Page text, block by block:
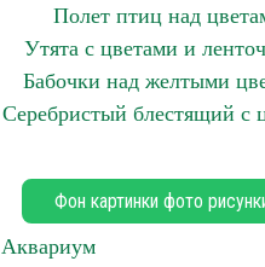
Полет птиц над
Утята с цветами и
Бабочки над желтыми
Серебристый блестящий с
Фон картинки фото
Аквариум